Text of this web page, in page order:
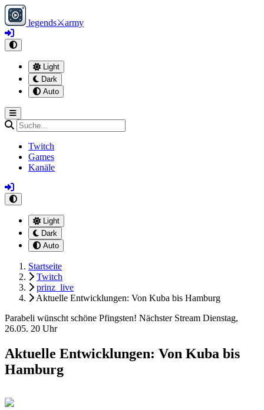
legends⚔army
Light
Dark
Auto
Twitch
Games
Kanäle
Light
Dark
Auto
Startseite
Twitch
prinz_live
Aktuelle Entwicklungen: Von Kuba bis Hamburg
Parabeli wünscht schöne Pfingsten! Nächster Stream Dienstag,
26.05. 20 Uhr
Aktuelle Entwicklungen: Von Kuba bis
Hamburg